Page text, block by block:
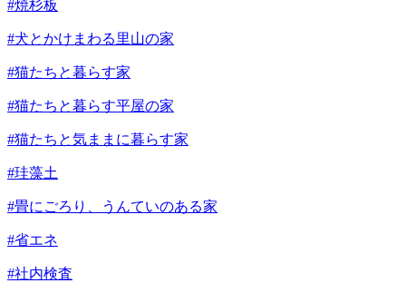
#焼杉板
#犬とかけまわる里山の家
#猫たちと暮らす家
#猫たちと暮らす平屋の家
#猫たちと気ままに暮らす家
#珪藻土
#畳にごろり、うんていのある家
#省エネ
#社内検査